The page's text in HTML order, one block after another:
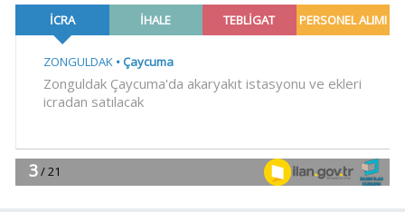
gemi
18:52Türk Tarih Kurumu'ndan tarihi